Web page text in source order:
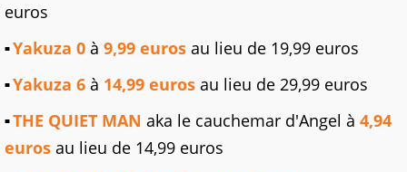
euros
Yakuza 0 à 9,99 euros au lieu de 19,99 euros
Yakuza 6 à 14,99 euros au lieu de 29,99 euros
THE QUIET MAN aka le cauchemar d'Angel à 4,94
euros au lieu de 14,99 euros